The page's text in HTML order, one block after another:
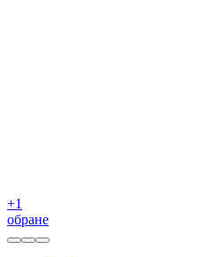
+1
обране